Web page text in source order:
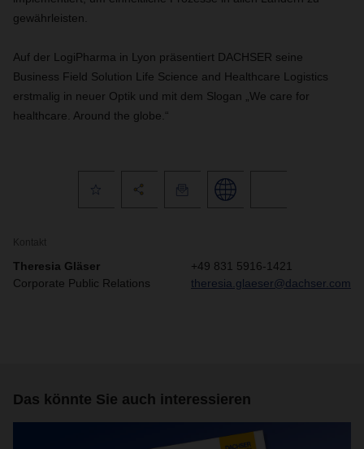
gewährleisten.
Auf der LogiPharma in Lyon präsentiert DACHSER seine
Business Field Solution Life Science and Healthcare Logistics
erstmalig in neuer Optik und mit dem Slogan „We care for
healthcare. Around the globe.“
Kontakt
Theresia Gläser
Corporate Public Relations
+49 831 5916-1421
theresia.glaeser@dachser.com
Das könnte Sie auch interessieren